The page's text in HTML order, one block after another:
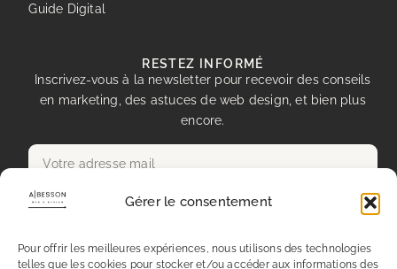
Gérer le consentement
Pour offrir les meilleures expériences, nous utilisons des technologies
telles que les cookies pour stocker et/ou accéder aux informations des
Guide Digital
RESTEZ INFORMÉ
Inscrivez-vous à la newsletter pour recevoir des conseils
en marketing, des astuces de web design, et bien plus
encore.